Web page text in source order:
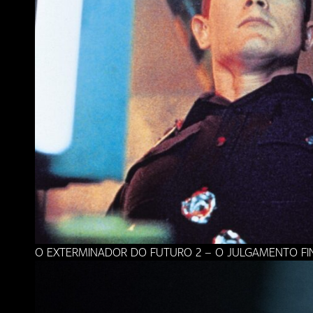
O EXTERMINADOR DO FUTURO 2 – O JULGAMENTO